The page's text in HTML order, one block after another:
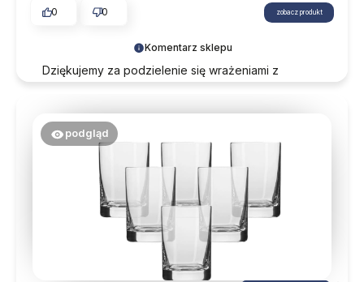
Komentarz sklepu
Dziękujemy za podzielenie się wrażeniami z
0
0 zobacz produkt
podgląd